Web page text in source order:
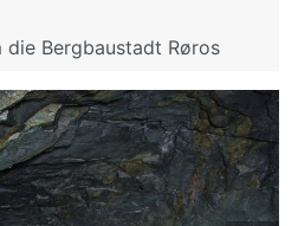
Bergbaustadt Røros